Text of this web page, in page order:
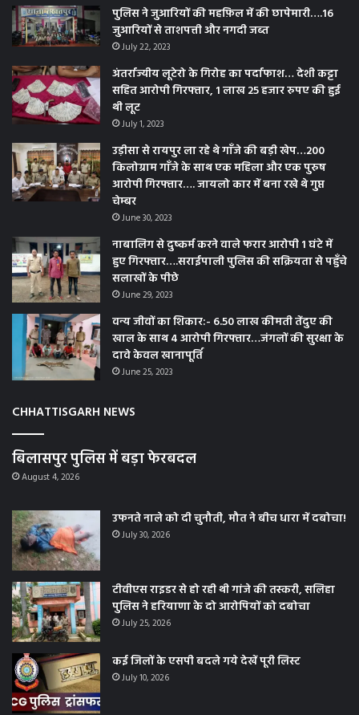
पुलिस ने जुआरियों की महफ़िल में की छापेमारी….16
जुआरियों से ताशपत्ती और नगदी जब्त
July 22, 2023
अंतर्राज्यीय लूटेरो के गिरोह का पर्दाफाश… देशी कट्टा
सहित आरोपी गिरफ्तार, 1 लाख 25 हजार रुपए की हुई
थी लूट
July 1, 2023
उड़ीसा से रायपुर ला रहे थे गाँजे की बड़ी खेप…200
किलोग्राम गाँजे के साथ एक महिला और एक पुरुष
आरोपी गिरफ्तार…. जायलो कार में बना रखे थे गुप्त
चेम्बर
June 30, 2023
नाबालिग से दुष्कर्म करने वाले फरार आरोपी 1 घंटे में
हुए गिरफ्तार….सराईपाली पुलिस की सक्रियता से पहुँचे
सलाखों के पीछे
June 29, 2023
वन्य जीवों का शिकार:- 6.50 लाख कीमती तेंदुए की
खाल के साथ 4 आरोपी गिरफ्तार…जंगलों की सुरक्षा के
दावे केवल खानापूर्ति
June 25, 2023
CHHATTISGARH NEWS
बिलासपुर पुलिस में बड़ा फेरबदल
August 4, 2026
उफनते नाले को दी चुनौती, मौत ने बीच धारा में दबोचा!
July 30, 2026
टीवीएस राइडर से हो रही थी गांजे की तस्करी, सलिहा
पुलिस ने हरियाणा के दो आरोपियों को दबोचा
July 25, 2026
कई जिलों के एसपी बदले गये देखें पूरी लिस्ट
July 10, 2026